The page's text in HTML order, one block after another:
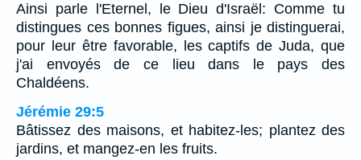
Ainsi parle l'Eternel, le Dieu d'Israël: Comme tu
distingues ces bonnes figues, ainsi je distinguerai,
pour leur être favorable, les captifs de Juda, que
j'ai envoyés de ce lieu dans le pays des
Chaldéens.
Jérémie 29:5
Bâtissez des maisons, et habitez-les; plantez des
jardins, et mangez-en les fruits.